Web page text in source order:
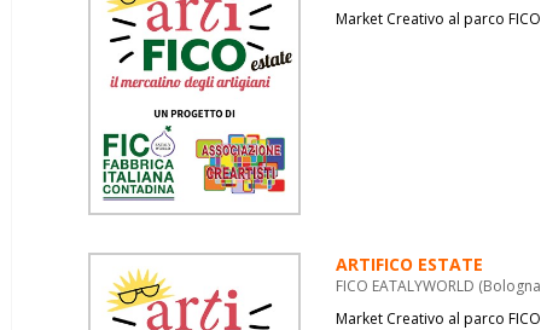
Market Creativo al parco FICO
ARTIFICO ESTATE
FICO EATALYWORLD
Market Creativo al parco FICO